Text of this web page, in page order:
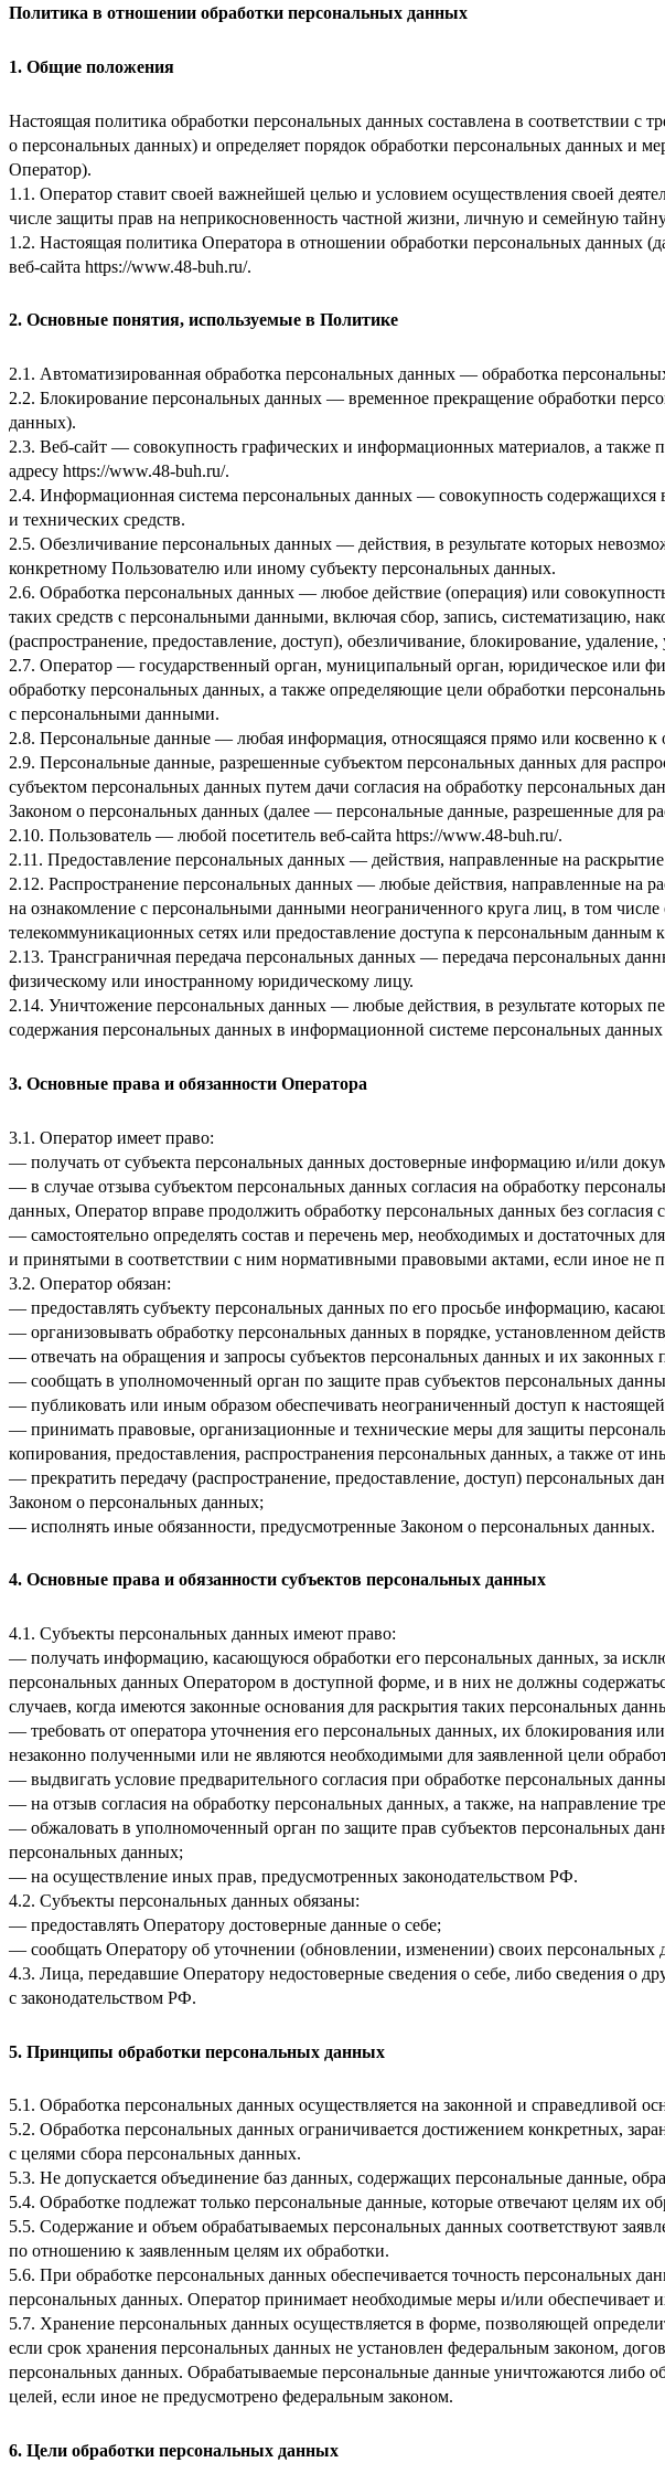
Политика в отношении обработки персональных данных
1. Общие положения
Настоящая политика обработки персональных данных составлена в соответствии
о персональных данных) и определяет порядок обработки персональных данных и
Оператор).
1.1. Оператор ставит своей важнейшей целью и условием осуществления своей
числе защиты прав на неприкосновенность частной жизни, личную и семейную
1.2. Настоящая политика Оператора в отношении обработки персональных данных
веб-сайта https://www.48-buh.ru/.
2. Основные понятия, используемые в Политике
2.1. Автоматизированная обработка персональных данных — обработка
2.2. Блокирование персональных данных — временное прекращение обработки
данных).
2.3. Веб-сайт — совокупность графических и информационных материалов, а
адресу https://www.48-buh.ru/.
2.4. Информационная система персональных данных — совокупность
и технических средств.
2.5. Обезличивание персональных данных — действия, в результате которых
конкретному Пользователю или иному субъекту персональных данных.
2.6. Обработка персональных данных — любое действие (операция) или
таких средств с персональными данными, включая сбор, запись, систематизацию,
(распространение, предоставление, доступ), обезличивание, блокирование,
2.7. Оператор — государственный орган, муниципальный орган, юридическое или
обработку персональных данных, а также определяющие цели обработки
с персональными данными.
2.8. Персональные данные — любая информация, относящаяся прямо или косвенно к
2.9. Персональные данные, разрешенные субъектом персональных данных для
субъектом персональных данных путем дачи согласия на обработку персональных
Законом о персональных данных (далее — персональные данные, разрешенные для
2.10. Пользователь — любой посетитель веб-сайта https://www.48-buh.ru/.
2.11. Предоставление персональных данных — действия, направленные на
2.12. Распространение персональных данных — любые действия, направленные на
на ознакомление с персональными данными неограниченного круга лиц, в том
телекоммуникационных сетях или предоставление доступа к персональным
2.13. Трансграничная передача персональных данных — передача персональных
физическому или иностранному юридическому лицу.
2.14. Уничтожение персональных данных — любые действия, в результате которых
содержания персональных данных в информационной системе персональных
3. Основные права и обязанности Оператора
3.1. Оператор имеет право:
— получать от субъекта персональных данных достоверные информацию и/или
— в случае отзыва субъектом персональных данных согласия на обработку
данных, Оператор вправе продолжить обработку персональных данных без
— самостоятельно определять состав и перечень мер, необходимых и достаточных
и принятыми в соответствии с ним нормативными правовыми актами, если иное не
3.2. Оператор обязан:
— предоставлять субъекту персональных данных по его просьбе информацию,
— организовывать обработку персональных данных в порядке, установленном
— отвечать на обращения и запросы субъектов персональных данных и их законных
— сообщать в уполномоченный орган по защите прав субъектов персональных
— публиковать или иным образом обеспечивать неограниченный доступ к
— принимать правовые, организационные и технические меры для защиты
копирования, предоставления, распространения персональных данных, а также от
— прекратить передачу (распространение, предоставление, доступ) персональных
Законом о персональных данных;
— исполнять иные обязанности, предусмотренные Законом о персональных данных.
4. Основные права и обязанности субъектов персональных данных
4.1. Субъекты персональных данных имеют право:
— получать информацию, касающуюся обработки его персональных данных, за
персональных данных Оператором в доступной форме, и в них не должны
случаев, когда имеются законные основания для раскрытия таких персональных
— требовать от оператора уточнения его персональных данных, их блокирования
незаконно полученными или не являются необходимыми для заявленной цели
— выдвигать условие предварительного согласия при обработке персональных
— на отзыв согласия на обработку персональных данных, а также, на направление
— обжаловать в уполномоченный орган по защите прав субъектов персональных
персональных данных;
— на осуществление иных прав, предусмотренных законодательством РФ.
4.2. Субъекты персональных данных обязаны:
— предоставлять Оператору достоверные данные о себе;
— сообщать Оператору об уточнении (обновлении, изменении) своих персональных
4.3. Лица, передавшие Оператору недостоверные сведения о себе, либо сведения о
с законодательством РФ.
5. Принципы обработки персональных данных
5.1. Обработка персональных данных осуществляется на законной и справедливой
5.2. Обработка персональных данных ограничивается достижением конкретных,
с целями сбора персональных данных.
5.3. Не допускается объединение баз данных, содержащих персональные данные,
5.4. Обработке подлежат только персональные данные, которые отвечают целям их
5.5. Содержание и объем обрабатываемых персональных данных соответствуют
по отношению к заявленным целям их обработки.
5.6. При обработке персональных данных обеспечивается точность персональных
персональных данных. Оператор принимает необходимые меры и/или
5.7. Хранение персональных данных осуществляется в форме, позволяющей
если срок хранения персональных данных не установлен федеральным законом,
персональных данных. Обрабатываемые персональные данные уничтожаются либо
целей, если иное не предусмотрено федеральным законом.
6. Цели обработки персональных данных